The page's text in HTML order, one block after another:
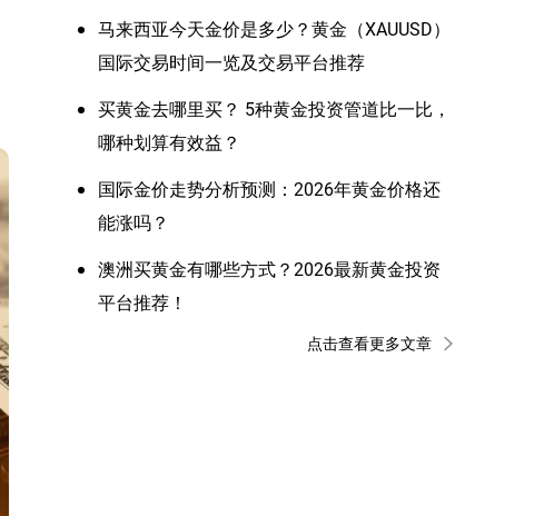
马来西亚今天金价是多少？黄金（XAUUSD）
国际交易时间一览及交易平台推荐
买黄金去哪里买？ 5种黄金投资管道比一比，
哪种划算有效益？
国际金价走势分析预测：2026年黄金价格还
能涨吗？
澳洲买黄金有哪些方式？2026最新黄金投资
平台推荐！
点击查看更多文章